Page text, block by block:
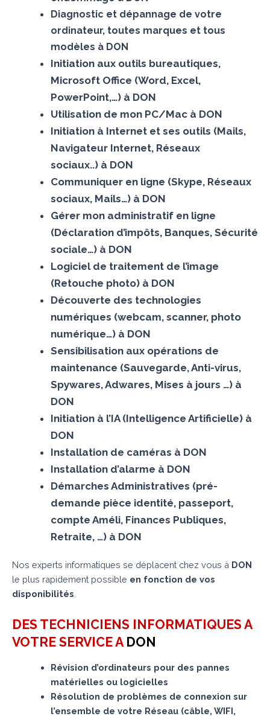
Diagnostic et dépannage de votre
ordinateur, toutes marques et tous
modèles à DON
Initiation aux outils bureautiques,
Microsoft Office (Word, Excel,
PowerPoint,…) à DON
Utilisation de mon PC/Mac à DON
Initiation à Internet et ses outils (Mails,
Navigateur Internet, Réseaux
sociaux..) à DON
Communiquer en ligne (Skype, Réseaux
sociaux, Mails…) à DON
Gérer mon administratif en ligne
(Déclaration d’impôts, Banques, Sécurité
sociale…) à DON
Logiciel de traitement de l’image
(Retouche photo) à DON
Découverte des technologies
numériques (webcam, scanner, photo
numérique…) à DON
Sensibilisation aux opérations de
maintenance (Sauvegarde, Anti-virus,
Spywares, Adwares, Mises à jours …) à
DON
Initiation à l’IA (Intelligence Artificielle) à
DON
Installation de caméras à DON
Installation d’alarme à DON
Démarches Administratives (pré-
demande pièce identité, passeport,
compte Améli, Finances Publiques,
Retraite, …) à DON
Nos experts informatiques se déplacent chez vous à DON
le plus rapidement possible en fonction de vos
disponibilités.
DES TECHNICIENS INFORMATIQUES A
VOTRE SERVICE A DON
Révision d’ordinateurs pour des pannes
matérielles ou logicielles
Résolution de problèmes de connexion sur
l’ensemble de votre Réseau (câble, WIFI,